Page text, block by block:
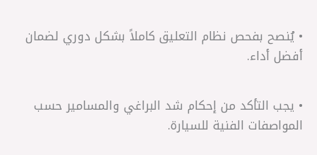
• يُنصح بفحص نظام التعليق كاملاً بشكل دوري لضمان
أفضل أداء.
• يجب التأكد من إحكام شد البراغي والمسامير حسب
المواصفات الفنية للسيارة.